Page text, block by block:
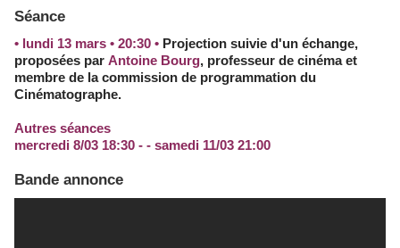
Séance
• lundi 13 mars • 20:30 • Projection suivie d'un échange,
proposées par Antoine Bourg, professeur de cinéma et
membre de la commission de programmation du
Cinématographe.
Autres séances
mercredi 8/03 18:30 - - samedi 11/03 21:00
Bande annonce